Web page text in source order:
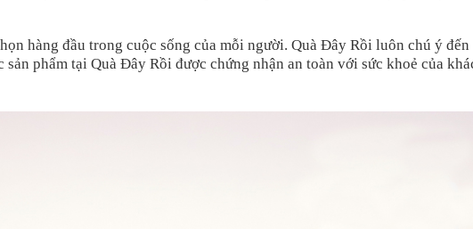
hàng đầu trong cuộc sống của mỗi người. Quà Đây Rồi luôn chú ý đến
sản phẩm tại Quà Đây Rồi được chứng nhận an toàn với sức khoẻ của